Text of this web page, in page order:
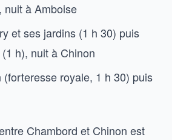
nuit à Amboise
et ses jardins (1 h 30) puis
h), nuit à Chinon
(forteresse royale, 1 h 30) puis
Chambord et Chinon est